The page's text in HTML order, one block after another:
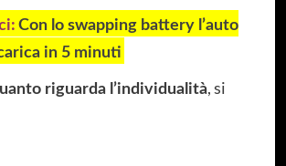
Con lo swapping battery l’auto
in 5 minuti
riguarda l’individualità, si